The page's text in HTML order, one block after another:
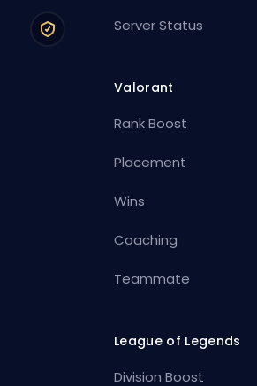
Server Status
Valorant
Rank Boost
Placement
Wins
Coaching
Teammate
League of Legends
Division Boost